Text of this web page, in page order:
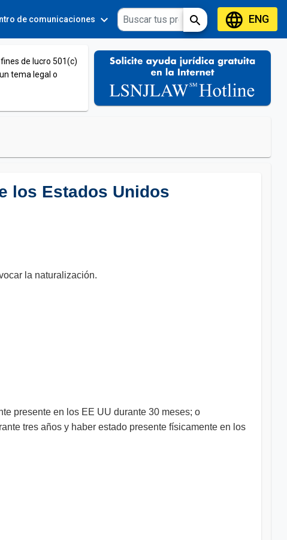
de comunicaciones expand_more Toolsexpand_more search languageENG
de lucro 501(c)
tema legal o
los Estados Unidos
la naturalización.
presente en los EE UU durante 30 meses; o
tres años y haber estado presente físicamente en los